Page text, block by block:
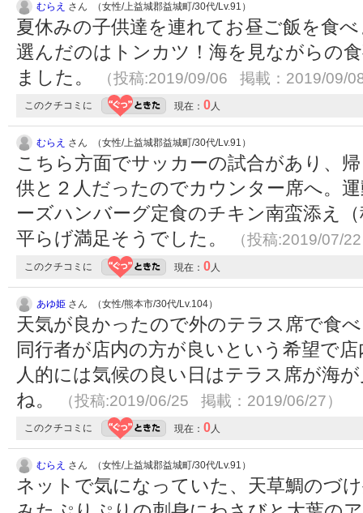
むらえ さん （女性/上益城郡益城町/30代/Lv.91）
夏休みの子供達を連れてお昼ご飯を食
選んだのはトンカツ！海を見ながらの
ました。
（投稿:2019/09/06 掲載：2019/09/
このクチコミに 現在： 0人
むらえ さん （女性/上益城郡益城町/30代/Lv.91）
こちら方面でサッカーの試合があり、
供と２人だったのでカウンター席へ。
ーズハンバーグ定食のチキン南蛮添え
平らげ満足そうでした。
（投稿:2019/07/
このクチコミに 現在： 0人
あゆ姫 さん （女性/熊本市/30代/Lv.104）
天気が良かったので外のテラス席で食
同行者が店内の方が良いという希望で
人的には気候の良い日はテラス席が海
ね。
（投稿:2019/06/25 掲載：2019/06/27）
このクチコミに 現在： 0人
むらえ さん （女性/上益城郡益城町/30代/Lv.91）
ネットで気になっていた、天草鯛のづ